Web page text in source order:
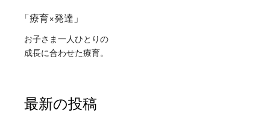
「療育×発達」
お子さま一人ひとりの
成長に合わせた療育。
最新の投稿